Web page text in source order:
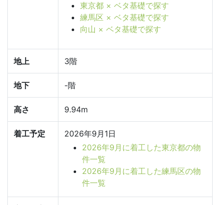
東京都 × ベタ基礎で探す
練馬区 × ベタ基礎で探す
向山 × ベタ基礎で探す
地上 3階
地下 -階
高さ 9.94m
着工予定
2026年9月1日
2026年9月に着工した東京都の物
件一覧
2026年9月に着工した練馬区の物
件一覧